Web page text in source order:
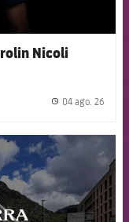
Nicoli
04 ago. 26
badge